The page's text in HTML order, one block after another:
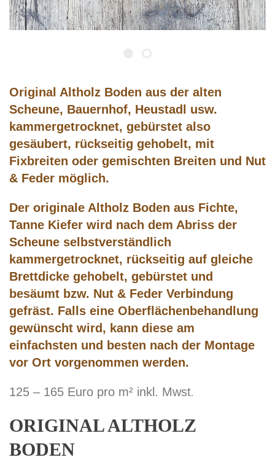
Original Altholz Boden aus der alten
Scheune, Bauernhof, Heustadl usw.
kammergetrocknet, gebürstet also
gesäubert, rückseitig gehobelt, mit
Fixbreiten oder gemischten Breiten und Nut
& Feder möglich.
Der originale Altholz Boden aus Fichte,
Tanne Kiefer wird nach dem Abriss der
Scheune selbstverständlich
kammergetrocknet, rückseitig auf gleiche
Brettdicke gehobelt, gebürstet und
besäumt bzw. Nut & Feder Verbindung
gefräst. Falls eine Oberflächenbehandlung
gewünscht wird, kann diese am
einfachsten und besten nach der Montage
vor Ort vorgenommen werden.
125 – 165 Euro pro m² inkl. Mwst.
ORIGINAL ALTHOLZ
BODEN